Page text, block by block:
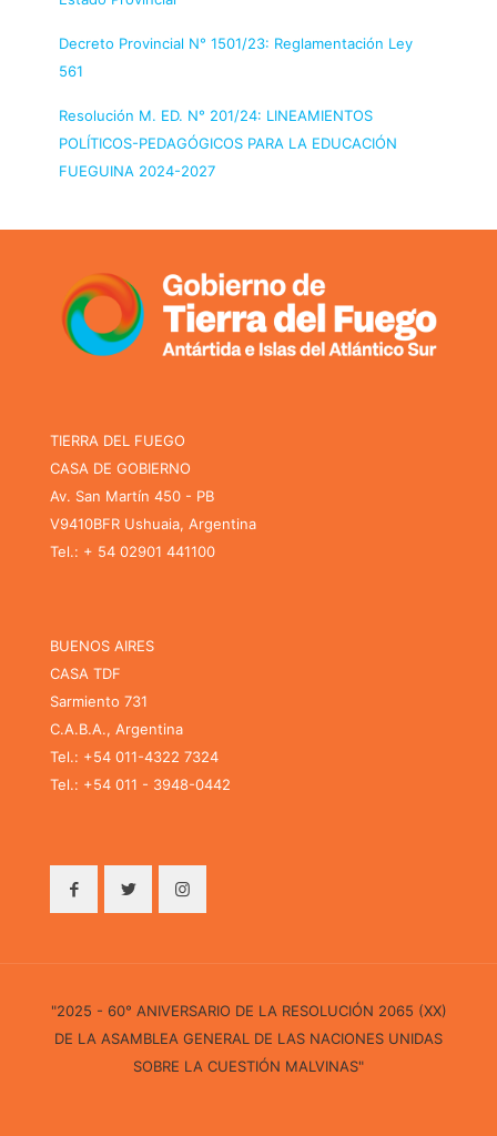
Decreto Provincial N° 1501/23: Reglamentación Ley
561
Resolución M. ED. N° 201/24: LINEAMIENTOS
POLÍTICOS-PEDAGÓGICOS PARA LA EDUCACIÓN
FUEGUINA 2024-2027
TIERRA DEL FUEGO
CASA DE GOBIERNO
Av. San Martín 450 - PB
V9410BFR Ushuaia, Argentina
Tel.: + 54 02901 441100
BUENOS AIRES
CASA TDF
Sarmiento 731
C.A.B.A., Argentina
Tel.: +54 011-4322 7324
Tel.: +54 011 - 3948-0442
"2025 - 60° ANIVERSARIO DE LA RESOLUCIÓN 2065 (XX)
DE LA ASAMBLEA GENERAL DE LAS NACIONES UNIDAS
SOBRE LA CUESTIÓN MALVINAS"